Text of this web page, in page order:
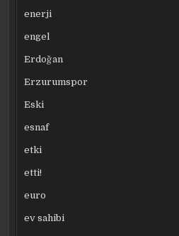
enerji
engel
Erdoğan
Erzurumspor
Eski
esnaf
etki
etti!
euro
ev sahibi